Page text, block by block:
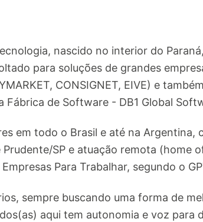
nascido no interior do
para soluções de grandes
CONSIGNET, EIVE) e
Fábrica de Software - DB1 Global
em todo o Brasil e até na Argentina,
SP e atuação remota (home
Para Trabalhar, segundo o
sempre buscando uma forma de
aqui tem autonomia e voz para